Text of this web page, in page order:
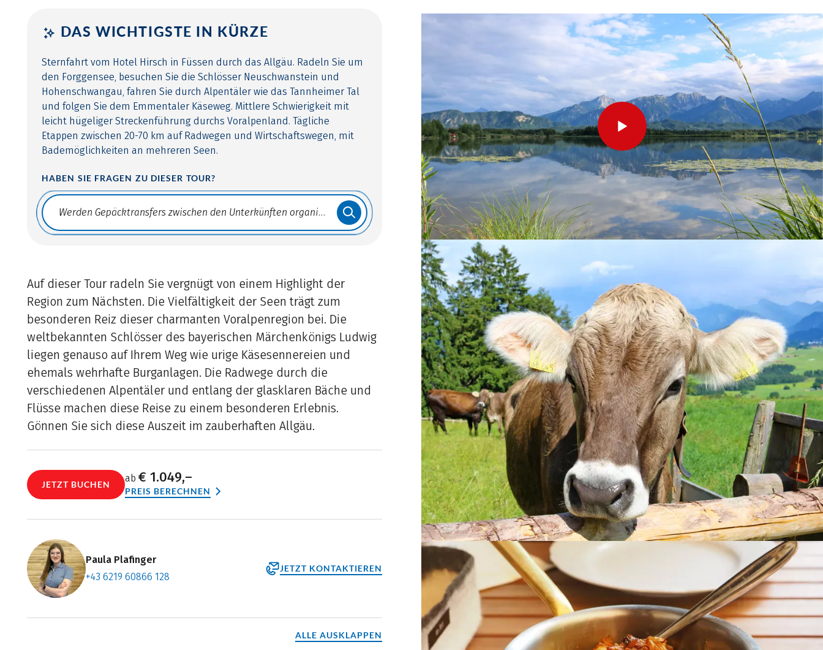
DAS WICHTIGSTE IN KÜRZE
Sternfahrt vom Hotel Hirsch in Füssen durch das Allgäu. Radeln Sie um
den Forggensee, besuchen Sie die Schlösser Neuschwanstein und
Hohenschwangau, fahren Sie durch Alpentäler wie das Tannheimer Tal
und folgen Sie dem Emmentaler Käseweg. Mittlere Schwierigkeit mit
leicht hügeliger Streckenführung durchs Voralpenland. Tägliche
Etappen zwischen 20-70 km auf Radwegen und Wirtschaftswegen, mit
Bademöglichkeiten an mehreren Seen.
HABEN SIE FRAGEN ZU DIESER TOUR?
Translate: a11y.faq.search
Auf dieser Tour radeln Sie vergnügt von einem Highlight der
Region zum Nächsten. Die Vielfältigkeit der Seen trägt zum
besonderen Reiz dieser charmanten Voralpenregion bei. Die
weltbekannten Schlösser des bayerischen Märchenkönigs Ludwig
liegen genauso auf Ihrem Weg wie urige Käsesennereien und
ehemals wehrhafte Burganlagen. Die Radwege durch die
verschiedenen Alpentäler und entlang der glasklaren Bäche und
Flüsse machen diese Reise zu einem besonderen Erlebnis.
Gönnen Sie sich diese Auszeit im zauberhaften Allgäu.
JETZT BUCHEN
ab € 1.049,–
PREIS BERECHNEN
Paula Plafinger
+43 6219 60866 128
JETZT KONTAKTIEREN
Termin vereinbaren
ALLE AUSKLAPPEN